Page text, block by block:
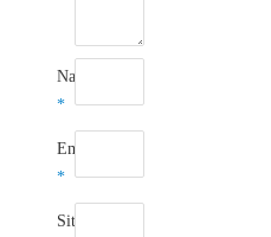
Nama
*
Email
*
Situs